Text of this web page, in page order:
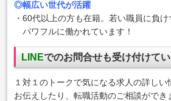
◎幅広い世代が活躍
・60代以上の方も在籍。若い職員に負け
パワフルに働かれています！
LINEでのお問合せも受け付けて
１対１のトークで気になる求人の詳しい
お伝えしたり、転職活動のご相談ができ